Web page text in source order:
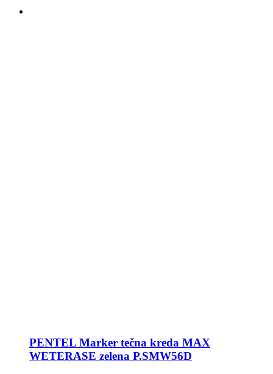
PENTEL Marker tečna kreda MAX
WETERASE zelena P.SMW56D